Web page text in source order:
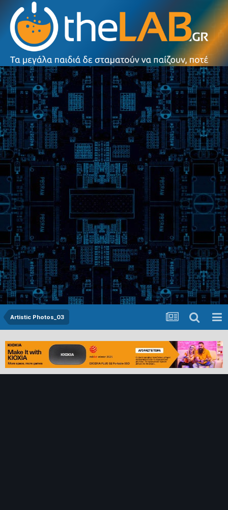
Artistic Photos_03